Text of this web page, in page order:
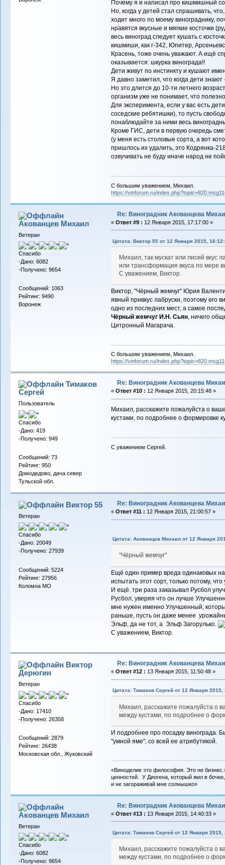
Почему я и написал про кишмишный
Но, когда у детей стал спрашивать,
ходит много по моему винограднику,
нравятся вкусные и мягкие косточки
весь виноград следует кушать с
кишмиши, как г-342, Юпитер,
Красень, тоже очень уважают. А ещё
оказывается: шкурка винограда!!
Дети живут по инстинкту и кушают
Я давно заметил, что когда дети знают
Но это длится до 10-ти летнего
организм уже не понимает, что
Для эксперимента, если у вас есть
соседские ребятишки), то пусть
понаблюдайте за ними весь
Кроме ГИС, дети в первую очередь
(у меня есть столовые сорта, а вот
пришлось их удалить, это Кодрянка-
озвучивать не буду иначе народ не
С большим уважением, Михаил.
https://vinforum.ru/
Акованцев Михаил
Ветеран
Спасибо
-Дано: 6082
-Получено: 9654
Сообщений: 1063
Рейтинг: 9490
Воронеж
Re: Виноградник Акованцева
« Ответ #9 : 12 Января 2015, 17:17:00 »
Цитата: Виктор 55 от 12 Января 2015,
Михаил, так мускат или лисий вкус
или трансформация вкуса по мере
С уважением, Виктор.
Виктор, "Чёрный жемчуг" Юрия
явный привкус лабруски, поэтому его
одно из последних мест, а самое
Чёрный жемчуг И.Н. Сьян, ничего
Цитронный Магарача.
С большим уважением, Михаил.
https://vinforum.ru/
Тимаков
Сергей
Пользователь
Спасибо
-Дано: 419
-Получено: 949
Сообщений: 73
Рейтинг: 950
Домодедово, дача север
Тульской обл.
Re: Виноградник Акованцева
« Ответ #10 : 12 Января 2015, 20:15:48 »
Михаил, расскажите пожалуйста о
кустами, по подробнее о формировке
С уважением Сергей.
Виктор 55
Ветеран
Спасибо
-Дано: 20049
-Получено: 27939
Сообщений: 5224
Рейтинг: 27956
Коломна МО
Re: Виноградник Акованцева
« Ответ #11 : 12 Января 2015, 21:00:57 »
Цитата: Акованцев Михаил от 12 Января
"Чёрный жемчуг"
Ещё один пример вреда одинаковых
испытать этот сорт, только потому, что
И ещё. три раза заказывал Русбол
Русбол, уверяя что он лучше
мне нужен именно Улучшенный,
раньше, пусть он даже менее
Эльф, да не тот, а Эльф Загорулько.
С уважением, Виктор.
Виктор
Дерюгин
Ветеран
Спасибо
-Дано: 17410
-Получено: 26358
Сообщений: 2879
Рейтинг: 26438
Московская обл., Жуковский
Re: Виноградник Акованцева
« Ответ #12 : 13 Января 2015, 11:50:48 »
Цитата: Тимаков Сергей от 12 Января 2015,
Михаил, расскажите пожалуйста о
между кустами, по подробнее о
И подробнее про посадку винограда.
"умной яме", со всей ее атрибутикой.
«Виноделие это философия. Это не
ценностей. У Диогена, который жил в
и не загораживай мне солнышко»
Акованцев Михаил
Ветеран
Спасибо
-Дано: 6082
-Получено: 9654
Re: Виноградник Акованцева
« Ответ #13 : 13 Января 2015, 14:40:33 »
Цитата: Тимаков Сергей от 12 Января 2015,
Михаил, расскажите пожалуйста о
между кустами, по подробнее о